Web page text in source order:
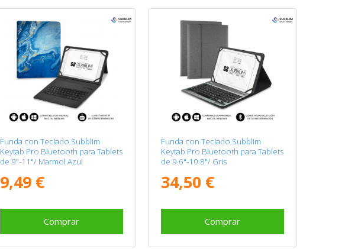
Funda con Teclado Subblim
Keytab Pro Bluetooth para Tablets
de 9"-11"/ Marmol Azul
9,49 €
Comprar
Funda con Teclado Subblim
Keytab Pro Bluetooth para Tablets
de 9.6"-10.8"/ Gris
34,50 €
Comprar